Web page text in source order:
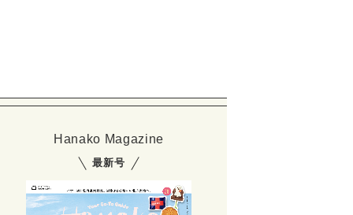
Hanako Magazine
最新号